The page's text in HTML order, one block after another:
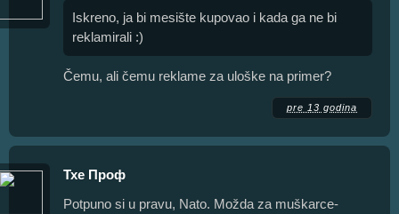
Iskreno, ja bi mesište kupovao i kada ga ne bi
reklamirali :)
Čemu, ali čemu reklame za uloške na primer?
pre 13 godina
Тхе Проф
Potpuno si u pravu, Nato. Možda za muškarce-